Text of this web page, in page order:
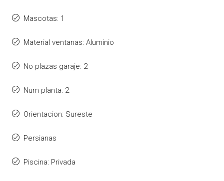
Mascotas: 1
Material ventanas: Aluminio
No plazas garaje: 2
Num planta: 2
Orientacion: Sureste
Persianas
Piscina: Privada